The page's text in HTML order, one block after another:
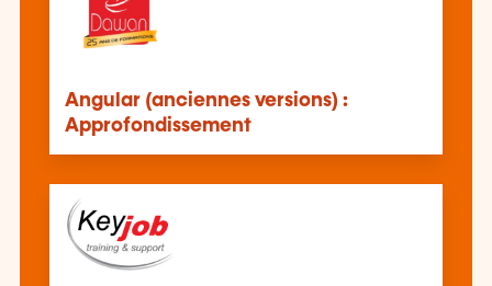
Angular (anciennes versions) :
Approfondissement